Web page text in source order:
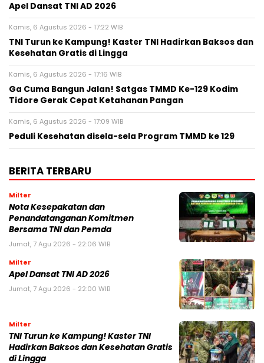
Apel Dansat TNI AD 2026
Kamis, 6 Agustus 2026 - 17:22 WIB
TNI Turun ke Kampung! Kaster TNI Hadirkan Baksos dan
Kesehatan Gratis di Lingga
Kamis, 6 Agustus 2026 - 17:16 WIB
Ga Cuma Bangun Jalan! Satgas TMMD Ke-129 Kodim
Tidore Gerak Cepat Ketahanan Pangan
Kamis, 6 Agustus 2026 - 17:09 WIB
Peduli Kesehatan disela-sela Program TMMD ke 129
BERITA TERBARU
Milter
Nota Kesepakatan dan
Penandatanganan Komitmen
Bersama TNI dan Pemda
Jumat, 7 Agu 2026 - 22:06 WIB
Milter
Apel Dansat TNI AD 2026
Jumat, 7 Agu 2026 - 22:00 WIB
Milter
TNI Turun ke Kampung! Kaster TNI
Hadirkan Baksos dan Kesehatan Gratis
di Lingga